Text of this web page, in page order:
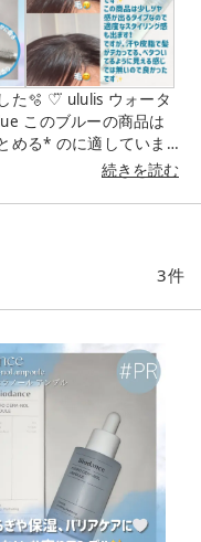
ォータ
める* のに適していま
残量が見や
による
続きを読む
3件